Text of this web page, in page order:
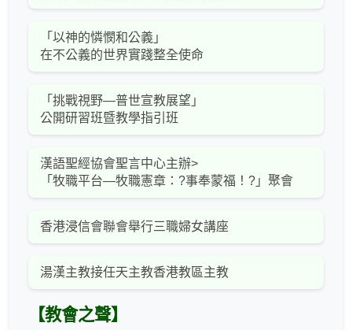
「以神的憐憫和公義」
在不公義的世界實踐整全使命
「挑戰視野—普世宣教展望」
公開研習班暨教學指引班
漢語聖經協會聖言中心主辦>
「牧職平台—牧職憲章：?事奉蒙福！?」聚會
香港浸信會聯會舉行三職婦女講座
湯漢主教接任天主教香港教區主教
【教會之聲】